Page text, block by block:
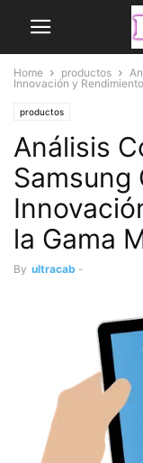
Home productos
Innovación y
productos
Análisis
Samsung
la Gama
By ultracab -